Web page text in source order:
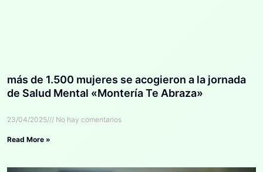
más de 1.500 mujeres se acogieron a la jornada
de Salud Mental «Montería Te Abraza»
23/04/2025 No hay comentarios
Read More »